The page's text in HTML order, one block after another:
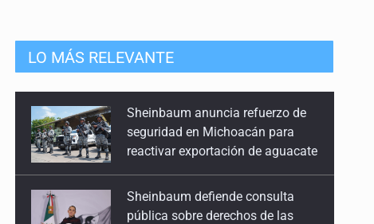
LO MÁS RELEVANTE
Sheinbaum defiende consulta
pública sobre derechos de las
audiencias
SEP permitirá regularización de
escuelas militarizadas